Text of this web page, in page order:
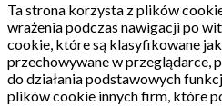
Ta strona korzysta z plików
wrażenia podczas nawigacji po
cookie, które są klasyfikowane
przechowywane w przeglądarce,
do działania podstawowych
plików cookie innych firm, które